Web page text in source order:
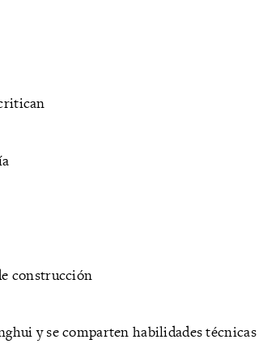
construcción
y se comparten habilidades técnicas